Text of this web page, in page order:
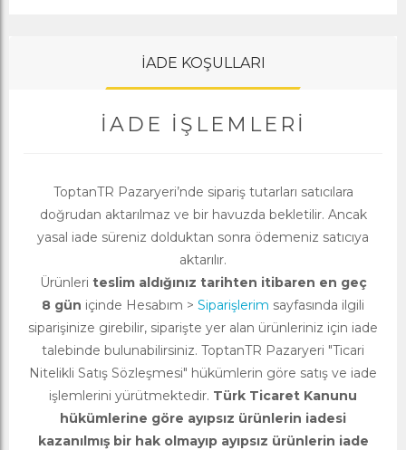
İADE KOŞULLARI
İADE İŞLEMLERI
ToptanTR Pazaryeri’nde sipariş tutarları satıcılara
doğrudan aktarılmaz ve bir havuzda bekletilir. Ancak
yasal iade süreniz dolduktan sonra ödemeniz satıcıya
aktarılır.
Ürünleri teslim aldığınız tarihten itibaren en geç
8 gün içinde Hesabım > Siparişlerim sayfasında ilgili
siparişinize girebilir, siparişte yer alan ürünleriniz için iade
talebinde bulunabilirsiniz. ToptanTR Pazaryeri "Ticari
Nitelikli Satış Sözleşmesi" hükümlerin göre satış ve iade
işlemlerini yürütmektedir. Türk Ticaret Kanunu
hükümlerine göre ayıpsız ürünlerin iadesi
kazanılmış bir hak olmayıp ayıpsız ürünlerin iade